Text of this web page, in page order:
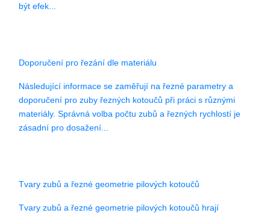
být efek...
Doporučení pro řezání dle materiálu
Následující informace se zaměřují na řezné parametry a
doporučení pro zuby řezných kotoučů při práci s různými
materiály. Správná volba počtu zubů a řezných rychlostí je
zásadní pro dosažení...
Tvary zubů a řezné geometrie pilových kotoučů
Tvary zubů a řezné geometrie pilových kotoučů hrají